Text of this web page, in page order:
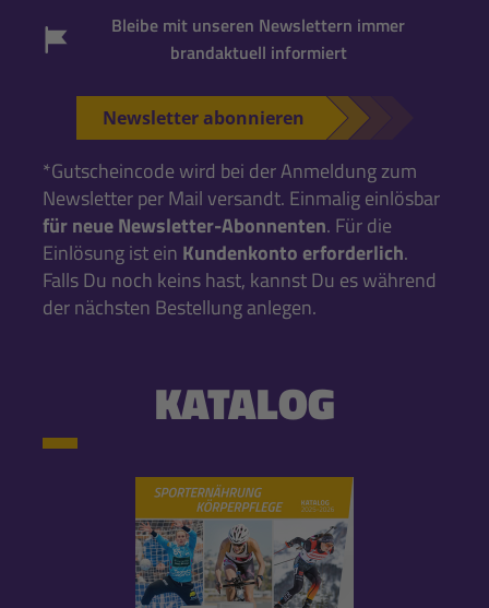
Bleibe mit unseren Newslettern immer
brandaktuell informiert
Newsletter abonnieren
*Gutscheincode wird bei der Anmeldung zum
Newsletter per Mail versandt. Einmalig einlösbar
für neue Newsletter-Abonnenten. Für die
Einlösung ist ein Kundenkonto erforderlich.
Falls Du noch keins hast, kannst Du es während
der nächsten Bestellung anlegen.
KATALOG